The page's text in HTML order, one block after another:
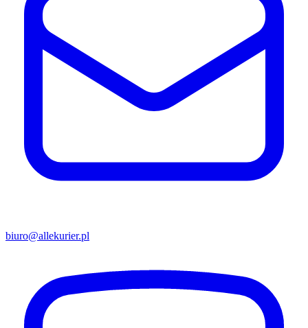
biuro@allekurier.pl